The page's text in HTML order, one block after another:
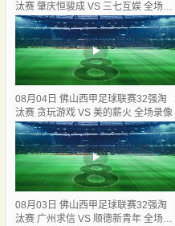
汰赛 肇庆恒骏成 VS 三七互娱 全场录
像
08月04日 佛山西甲足球联赛32强淘
汰赛 贪玩游戏 VS 美的薪火 全场录像
08月03日 佛山西甲足球联赛32强淘
汰赛 广州求信 VS 顺德新青年 全场录